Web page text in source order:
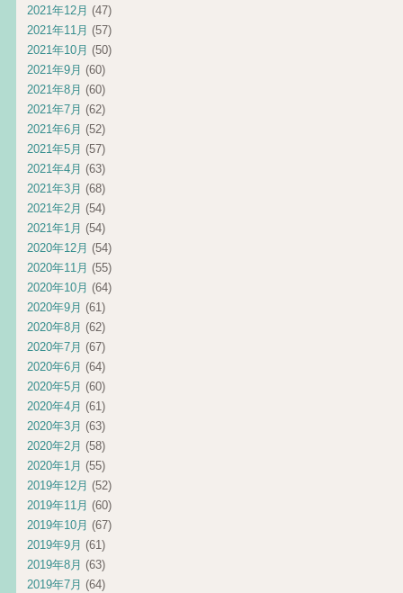
2021年12月 (47)
2021年11月 (57)
2021年10月 (50)
2021年9月 (60)
2021年8月 (60)
2021年7月 (62)
2021年6月 (52)
2021年5月 (57)
2021年4月 (63)
2021年3月 (68)
2021年2月 (54)
2021年1月 (54)
2020年12月 (54)
2020年11月 (55)
2020年10月 (64)
2020年9月 (61)
2020年8月 (62)
2020年7月 (67)
2020年6月 (64)
2020年5月 (60)
2020年4月 (61)
2020年3月 (63)
2020年2月 (58)
2020年1月 (55)
2019年12月 (52)
2019年11月 (60)
2019年10月 (67)
2019年9月 (61)
2019年8月 (63)
2019年7月 (64)